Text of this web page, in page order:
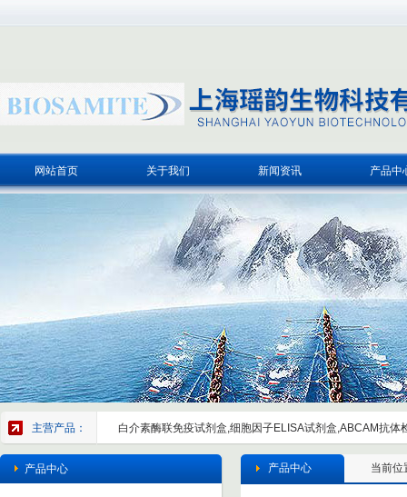
网站首页 关于我们 新闻资讯 产品中
主营产品： 白介素酶联免疫试剂盒,细胞因子ELISA试剂盒,ABCAM抗体
产品中心 当前位
产品中心